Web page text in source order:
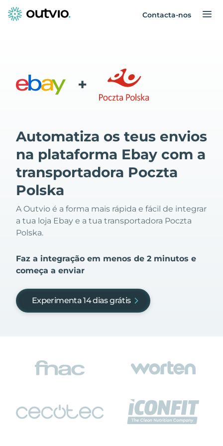
Contacta-nos
+
Automatiza os teus envios
na plataforma Ebay com a
transportadora Poczta
Polska
A Outvio é a forma mais rápida e fácil de integrar
a tua loja Ebay e a tua transportadora Poczta
Polska.
Faz a integração em menos de 2 minutos e
começa a enviar
Experimenta 14 dias grátis